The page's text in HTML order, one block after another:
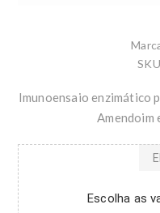
Imunoensaio enzimático
Amendoim
Escolha as